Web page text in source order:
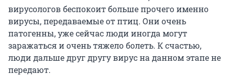
вирусологов беспокоит больше прочего именно
вирусы, передаваемые от птиц. Они очень
патогенны, уже сейчас люди иногда могут
заражаться и очень тяжело болеть. К счастью,
люди дальше друг другу вирус на данном этапе не
передают.